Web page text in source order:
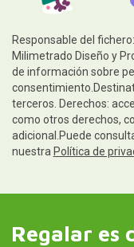
Responsable del
Milimetrado Diseño y
de información sobre
terceros. Derechos:
como otros derechos,
adicional.Puede
nuestra Política de
Regalar es